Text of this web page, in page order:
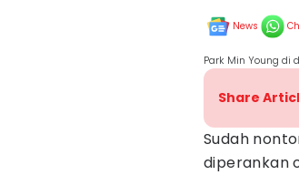
News
Park Min Young di
Share
Sudah
diperankan